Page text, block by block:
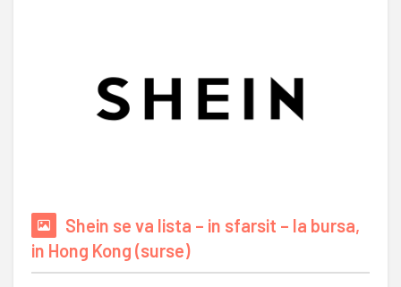
Shein se va lista – in sfarsit – la bursa,
in Hong Kong (surse)